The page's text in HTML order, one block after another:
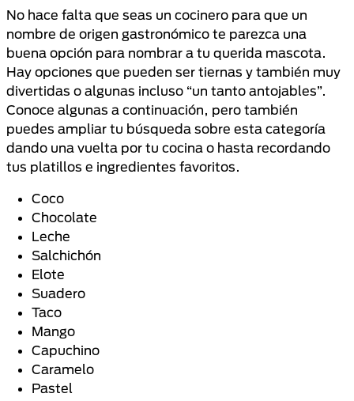
No hace falta que seas un cocinero para que un
nombre de origen gastronómico te parezca una
buena opción para nombrar a tu querida mascota.
Hay opciones que pueden ser tiernas y también muy
divertidas o algunas incluso “un tanto antojables”.
Conoce algunas a continuación, pero también
puedes ampliar tu búsqueda sobre esta categoría
dando una vuelta por tu cocina o hasta recordando
tus platillos e ingredientes favoritos.
Coco
Chocolate
Leche
Salchichón
Elote
Suadero
Taco
Mango
Capuchino
Caramelo
Pastel